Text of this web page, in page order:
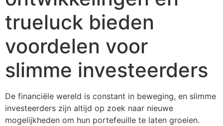
trueluck bieden
voordelen voor
slimme investeerders
De financiële wereld is constant in beweging, en slimme
investeerders zijn altijd op zoek naar nieuwe
mogelijkheden om hun portefeuille te laten groeien.